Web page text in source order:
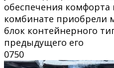
обеспечения
комбинате приобрели
блок контейнерного
предыдущего его
0750